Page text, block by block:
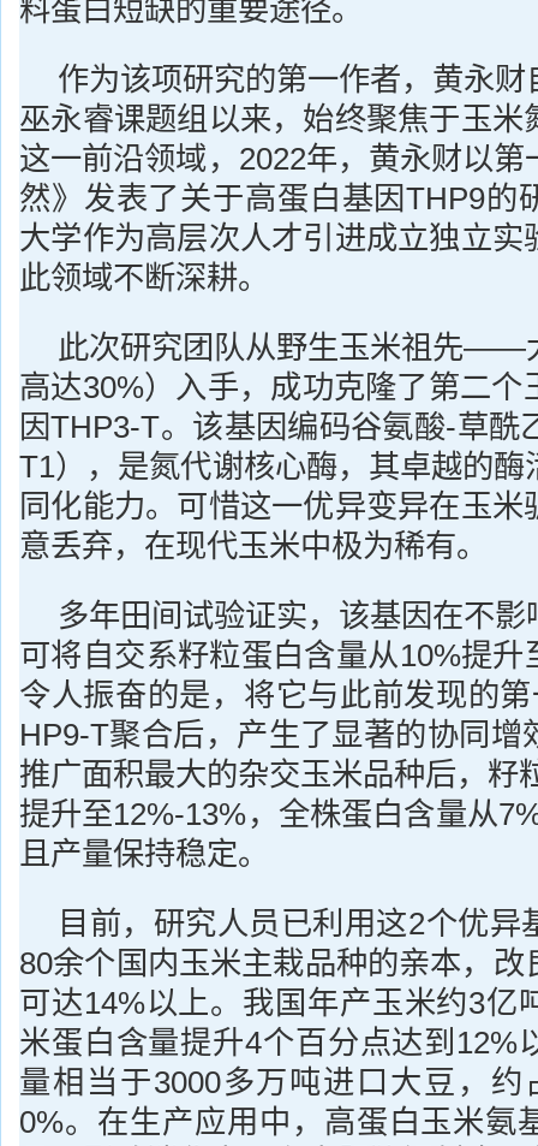
料蛋白短缺的重要途径。
作为该项研究的第一作者，黄永
巫永睿课题组以来，始终聚焦于玉米
这一前沿领域，2022年，黄永财以
然》发表了关于高蛋白基因THP9的
大学作为高层次人才引进成立独立实
此领域不断深耕。
此次研究团队从野生玉米祖先——
高达30%）入手，成功克隆了第二个
因THP3-T。该基因编码谷氨酸-草酰
T1），是氮代谢核心酶，其卓越的酶
同化能力。可惜这一优异变异在玉米
意丢弃，在现代玉米中极为稀有。
多年田间试验证实，该基因在不
可将自交系籽粒蛋白含量从10%提升
令人振奋的是，将它与此前发现的
HP9-T聚合后，产生了显著的协同增
推广面积最大的杂交玉米品种后，籽
提升至12%-13%，全株蛋白含量从
且产量保持稳定。
目前，研究人员已利用这2个优异
80余个国内玉米主栽品种的亲本，改
可达14%以上。我国年产玉米约3亿
米蛋白含量提升4个百分点达到12%
量相当于3000多万吨进口大豆，约
0%。在生产应用中，高蛋白玉米氨